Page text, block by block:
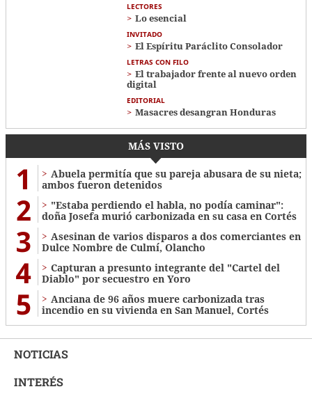
LECTORES
Lo esencial
INVITADO
El Espíritu Paráclito Consolador
LETRAS CON FILO
El trabajador frente al nuevo orden
digital
EDITORIAL
Masacres desangran Honduras
MÁS VISTO
1
Abuela permitía que su pareja abusara de su nieta;
ambos fueron detenidos
2
"Estaba perdiendo el habla, no podía caminar":
doña Josefa murió carbonizada en su casa en Cortés
3
Asesinan de varios disparos a dos comerciantes en
Dulce Nombre de Culmí, Olancho
4
Capturan a presunto integrante del "Cartel del
Diablo" por secuestro en Yoro
5
Anciana de 96 años muere carbonizada tras
incendio en su vivienda en San Manuel, Cortés
NOTICIAS
INTERÉS